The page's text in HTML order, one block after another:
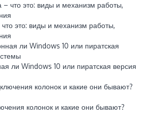
это: виды и механизм работы,
ли Windows 10 или пиратская версия
колонок и какие они бывают?